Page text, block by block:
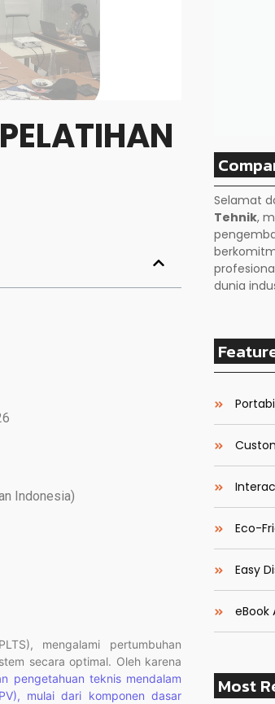
Indonesia)
mengalami pertumbuhan
secara optimal. Oleh karena
pengetahuan teknis mendalam
mulai dari komponen dasar
Selamat
Tehnik,
dunia
Eco-
Easy
eBook
Most